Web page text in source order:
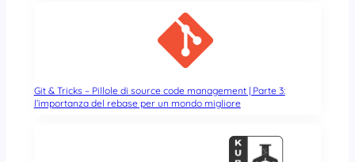
Git & Tricks – Pillole di source code management | Parte 3:
l’importanza del rebase per un mondo migliore